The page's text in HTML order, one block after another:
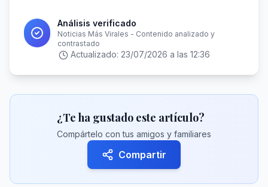
Análisis verificado
Noticias Más Virales - Contenido analizado y
contrastado
Actualizado: 23/07/2026 a las 12:36
¿Te ha gustado este artículo?
Compártelo con tus amigos y familiares
Compartir